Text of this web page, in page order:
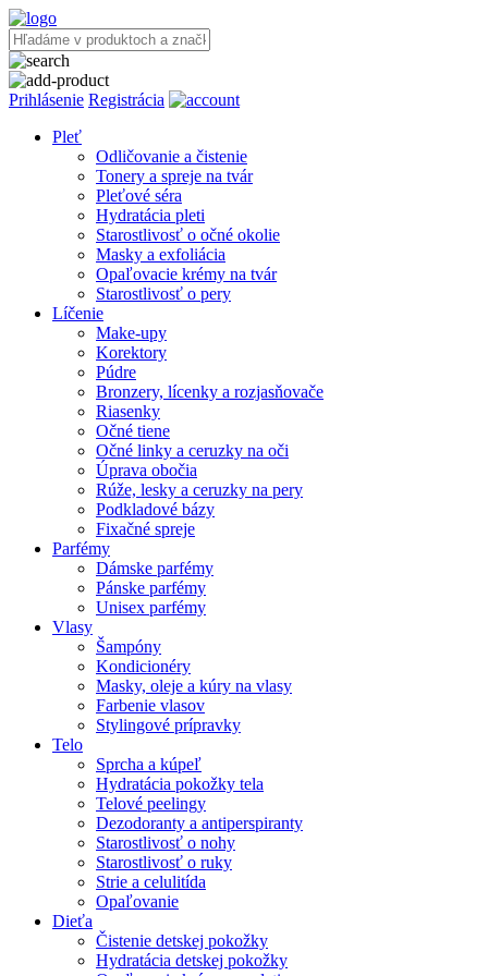
Prihlásenie Registrácia
Pleť
Odličovanie a čistenie
Tonery a spreje na tvár
Pleťové séra
Hydratácia pleti
Starostlivosť o očné okolie
Masky a exfoliácia
Opaľovacie krémy na tvár
Starostlivosť o pery
Líčenie
Make-upy
Korektory
Púdre
Bronzery, lícenky a rozjasňovače
Riasenky
Očné tiene
Očné linky a ceruzky na oči
Úprava obočia
Rúže, lesky a ceruzky na pery
Podkladové bázy
Fixačné spreje
Parfémy
Dámske parfémy
Pánske parfémy
Unisex parfémy
Vlasy
Šampóny
Kondicionéry
Masky, oleje a kúry na vlasy
Farbenie vlasov
Stylingové prípravky
Telo
Sprcha a kúpeľ
Hydratácia pokožky tela
Telové peelingy
Dezodoranty a antiperspiranty
Starostlivosť o nohy
Starostlivosť o ruky
Strie a celulitída
Opaľovanie
Dieťa
Čistenie detskej pokožky
Hydratácia detskej pokožky